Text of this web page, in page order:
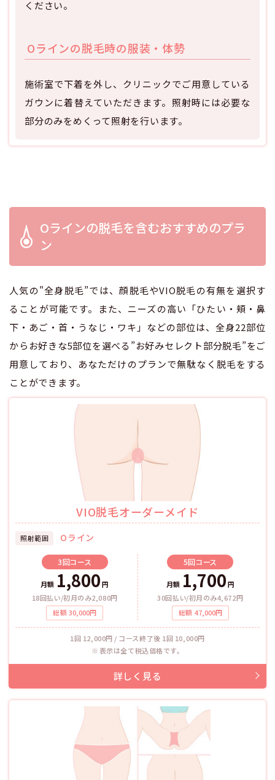
ください。
Oラインの脱毛時の服装・体勢
施術室で下着を外し、クリニックでご用意している
ガウンに着替えていただきます。照射時には必要な
部分のみをめくって照射を行います。
Oラインの脱毛を含むおすすめのプラ
ン
人気の"全身脱毛”では、顔脱毛やVIO脱毛の有無を選択す
ることが可能です。また、ニーズの高い「ひたい・頬・鼻
下・あご・首・うなじ・ワキ」などの部位は、全身22部位
からお好きな5部位を選べる”お好みセレクト部分脱毛”をご
用意しており、あなただけのプランで無駄なく脱毛をする
ことができます。
VIO脱毛オーダーメイド
照射範囲 Oライン
3回コース
月額 1,800 円
18回払い/初月のみ2,080円
総額 30,000円
5回コース
月額 1,700円
30回払い/初月のみ4,672円
総額 47,000円
1回 12,000円 / コース終了後 1回 10,000円
表示は全て税込価格です。